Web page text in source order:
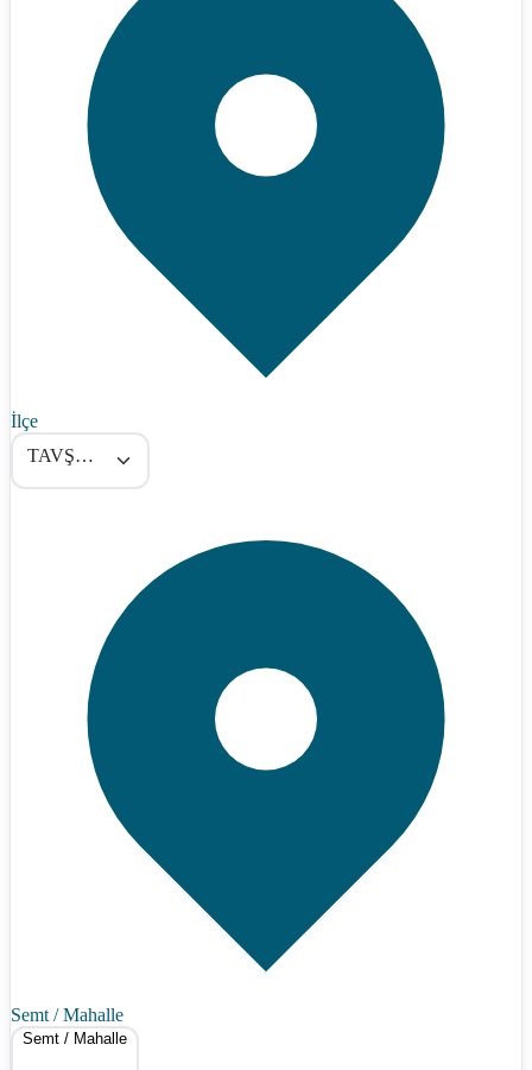
İlçe
TAVŞANLI
Semt / Mahalle
Semt / Mahalle